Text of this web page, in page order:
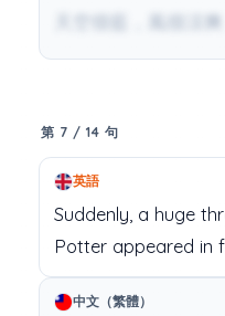
天空很藍，風很涼
第 7 / 14 句
英語
Suddenly, a huge
Potter appeared in
中文（繁體）